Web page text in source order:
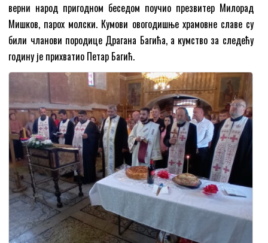
верни народ пригодном беседом поучио презвитер Милорад
Мишков, парох молски. Кумови овогодишње храмовне славе су
били чланови породице Драгана Багића, а кумство за следећу
годину је прихватио Петар Багић.